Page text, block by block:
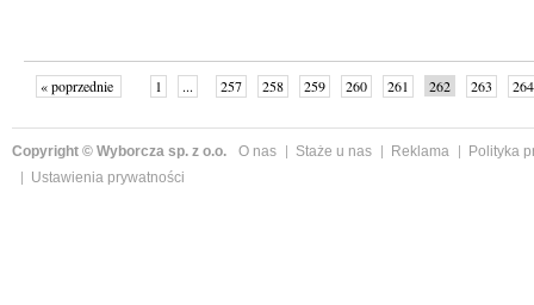
« poprzednie 1 ... 257 258 259 260 261 262 263
264
Copyright © Wyborcza sp. z o.o. O nas Staże u nas Reklama
Polityka
Ustawienia prywatności